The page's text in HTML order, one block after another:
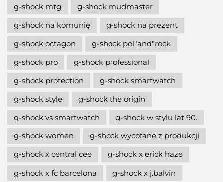
g-shock mtg
g-shock mudmaster
g-shock na komunię
g-shock na prezent
g-shock octagon
g-shock pol"and"rock
g-shock pro
g-shock professional
g-shock protection
g-shock smartwatch
g-shock style
g-shock the origin
g-shock vs smartwatch
g-shock w stylu lat 90.
g-shock women
g-shock wycofane z produkcji
g-shock x central cee
g-shock x erick haze
g-shock x fc barcelona
g-shock x j.balvin